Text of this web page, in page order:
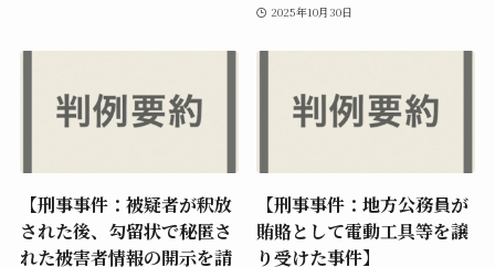
2025年10月30日
【刑事事件：被疑者が釈放
された後、勾留状で秘匿さ
れた被害者情報の開示を請
【刑事事件：地方公務員が
賄賂として電動工具等を譲
り受けた事件】